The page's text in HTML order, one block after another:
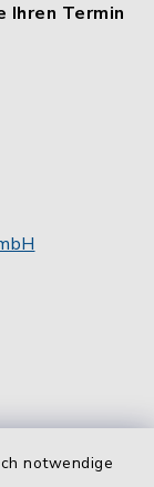
notwendige
Ihren Termin